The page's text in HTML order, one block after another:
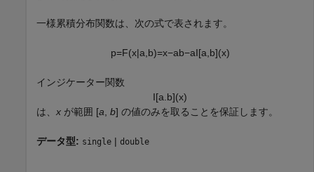
一様累積分布関数は、次の式で表されます。
p=F(x|a b)=x−ab−aI[a b](x)
インジケーター関数
I[a b](x)
は、 x が範囲 [a b] の値のみを取ることを保証します。
データ型: single | double